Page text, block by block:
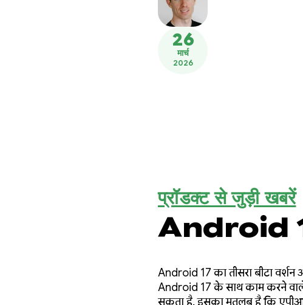
26
मार्च
2026
प्रॉडक्ट से जुड़ी खबरें
Android 17
Android 17 का तीसरा बीटा
Android 17 के साथ काम करने
सकता है. इसका मतलब है कि